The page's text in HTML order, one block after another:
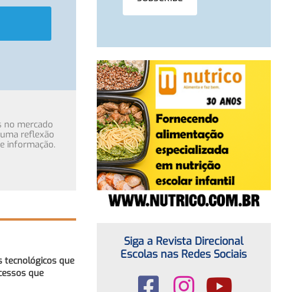
no mercado
reflexão
informação.
tecnológicos que
que
Siga a Revista Direcional
Escolas nas Redes Sociais